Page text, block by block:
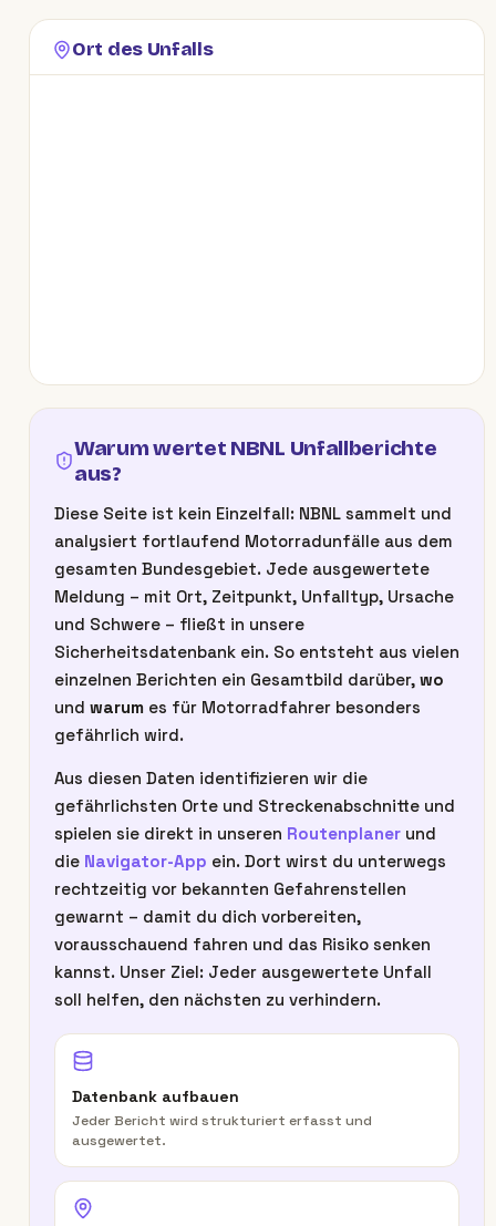
Ort des Unfalls
Warum wertet NBNL Unfallberichte
aus?
Diese Seite ist kein Einzelfall: NBNL sammelt und
analysiert fortlaufend Motorradunfälle aus dem
gesamten Bundesgebiet. Jede ausgewertete
Meldung – mit Ort, Zeitpunkt, Unfalltyp, Ursache
und Schwere – fließt in unsere
Sicherheitsdatenbank ein. So entsteht aus vielen
einzelnen Berichten ein Gesamtbild darüber, wo
und warum es für Motorradfahrer besonders
gefährlich wird.
Aus diesen Daten identifizieren wir die
gefährlichsten Orte und Streckenabschnitte und
spielen sie direkt in unseren Routenplaner und
die Navigator-App ein. Dort wirst du unterwegs
rechtzeitig vor bekannten Gefahrenstellen
gewarnt – damit du dich vorbereiten,
vorausschauend fahren und das Risiko senken
kannst. Unser Ziel: Jeder ausgewertete Unfall
soll helfen, den nächsten zu verhindern.
Datenbank aufbauen
Jeder Bericht wird strukturiert erfasst und
ausgewertet.